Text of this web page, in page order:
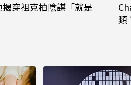
穿祖克柏陰謀「就是
類